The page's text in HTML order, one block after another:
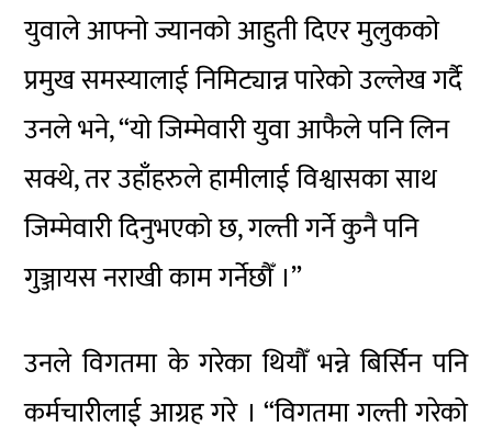
युवाले आफ्नो ज्यानको आहुती दिएर मुलुकको
प्रमुख समस्यालाई निमिट्यान्न पारेको उल्लेख गर्दै
उनले भने, “यो जिम्मेवारी युवा आफैले पनि लिन
सक्थे, तर उहाँहरुले हामीलाई विश्वासका साथ
जिम्मेवारी दिनुभएको छ, गल्ती गर्ने कुनै पनि
गुञ्जायस नराखी काम गर्नेछौँ ।”
उनले विगतमा के गरेका थियौँ भन्ने बिर्सिन पनि
कर्मचारीलाई आग्रह गरे । “विगतमा गल्ती गरेको